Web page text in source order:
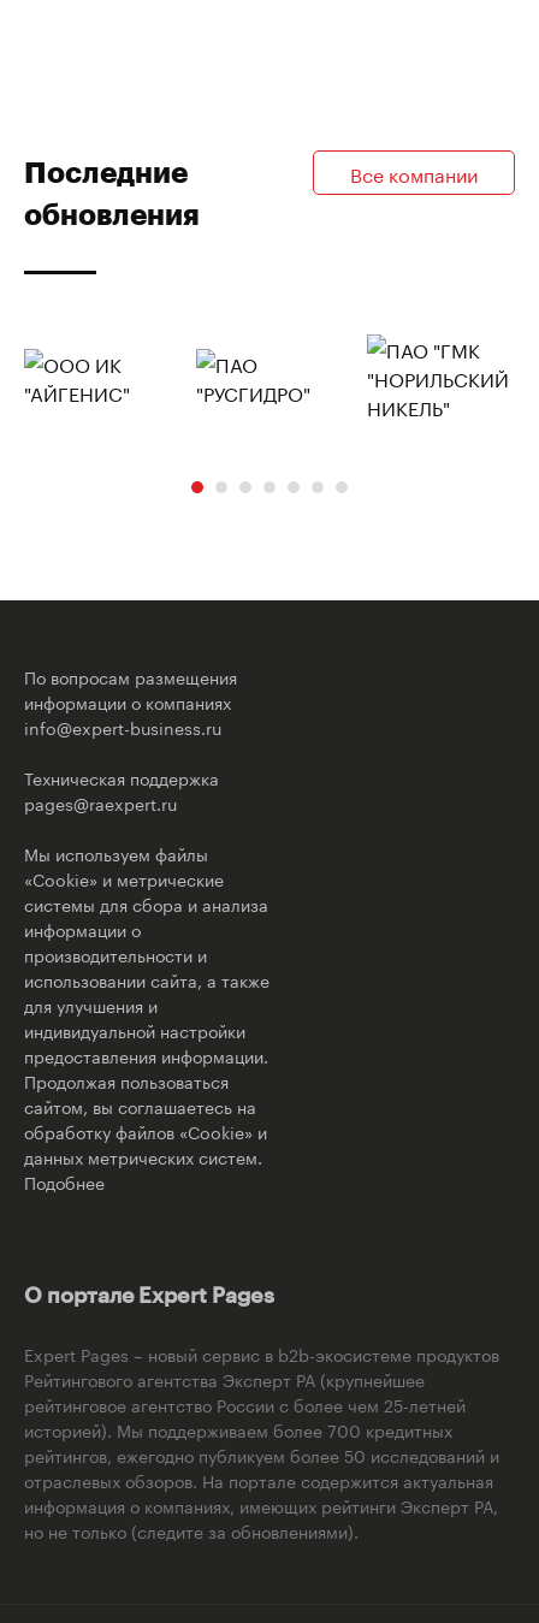
Последние
обновления
Все компании
По вопросам размещения
информации о компаниях
info@expert-business.ru
Техническая поддержка
pages@raexpert.ru
Мы используем файлы
«Cookie» и метрические
системы для сбора и анализа
информации о
производительности и
использовании сайта, а также
для улучшения и
индивидуальной настройки
предоставления информации.
Продолжая пользоваться
сайтом, вы соглашаетесь на
обработку файлов «Cookie» и
данных метрических систем.
Подобнее
О портале Expert Pages
Expert Pages – новый сервис в b2b-экосистеме продуктов
Рейтингового агентства Эксперт РА (крупнейшее
рейтинговое агентство России с более чем 25-летней
историей). Мы поддерживаем более 700 кредитных
рейтингов, ежегодно публикуем более 50 исследований и
отраслевых обзоров. На портале содержится актуальная
информация о компаниях, имеющих рейтинги Эксперт РА,
но не только (следите за обновлениями).